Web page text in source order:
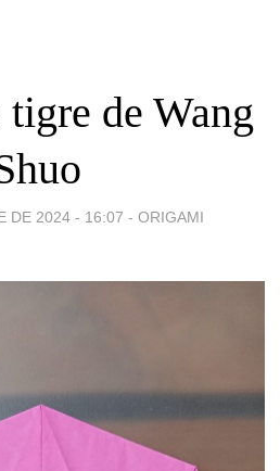
tigre de Wang
DE 2024 - 16:07 - ORIGAMI